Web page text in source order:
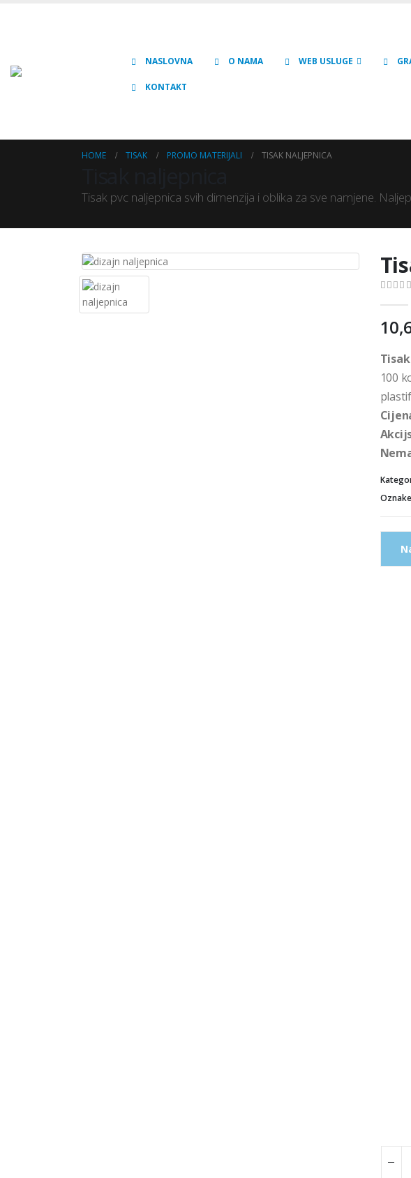
NASLOVNA O NAMA WEB USLUGE
KONTAKT
HOME TISAK PROMO MATERIJALI TISAK NALJEPNICA
Tisak pvc naljepnica svih dimenzija i oblika za sve namjene.
100